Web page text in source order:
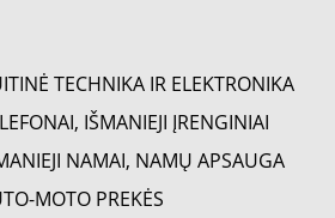
TECHNIKA IR ELEKTRONIKA
IŠMANIEJI ĮRENGINIAI
NAMAI, NAMŲ APSAUGA
MOTO PREKĖS